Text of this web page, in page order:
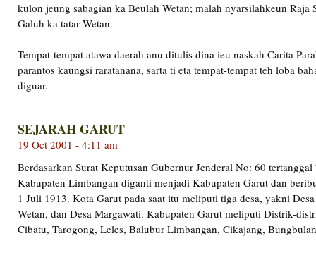
kulon jeung sabagian ka Beulah Wetan; malah nyarsilahkeun Raja
Galuh ka tatar Wetan.
Tempat-tempat atawa daerah anu ditulis dina ieu naskah Carita
parantos kaungsi raratanana, sarta ti eta tempat-tempat teh loba
diguar.
SEJARAH GARUT
19 Oct 2001 - 4:11 am
Berdasarkan Surat Keputusan Gubernur Jenderal No: 60
Kabupaten Limbangan diganti menjadi Kabupaten Garut dan
1 Juli 1913. Kota Garut pada saat itu meliputi tiga desa, yakni
Wetan, dan Desa Margawati. Kabupaten Garut meliputi Distrik-
Cibatu, Tarogong, Leles, Balubur Limbangan, Cikajang,